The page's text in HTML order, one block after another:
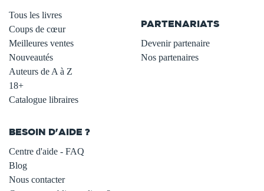
Tous les livres
Coups de cœur
Meilleures ventes
Nouveautés
Auteurs de A à Z
18+
Catalogue libraires
PARTENARIATS
Devenir partenaire
Nos partenaires
BESOIN D'AIDE ?
Centre d'aide - FAQ
Blog
Nous contacter